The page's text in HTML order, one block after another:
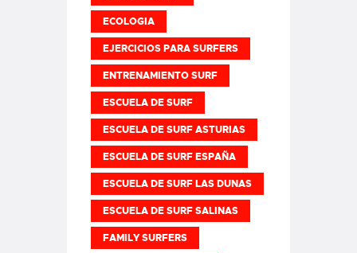
ECOLOGIA
EJERCICIOS PARA SURFERS
ENTRENAMIENTO SURF
ESCUELA DE SURF
ESCUELA DE SURF ASTURIAS
ESCUELA DE SURF ESPAÑA
ESCUELA DE SURF LAS DUNAS
ESCUELA DE SURF SALINAS
FAMILY SURFERS